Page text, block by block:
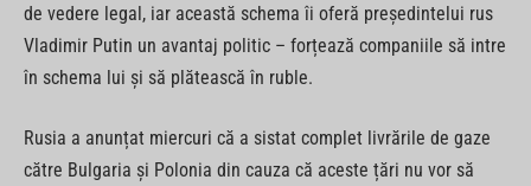
de vedere legal, iar această schema îi oferă președintelui rus
Vladimir Putin un avantaj politic – forțează companiile să intre
în schema lui și să plătească în ruble.
Rusia a anunțat miercuri că a sistat complet livrările de gaze
către Bulgaria și Polonia din cauza că aceste țări nu vor să